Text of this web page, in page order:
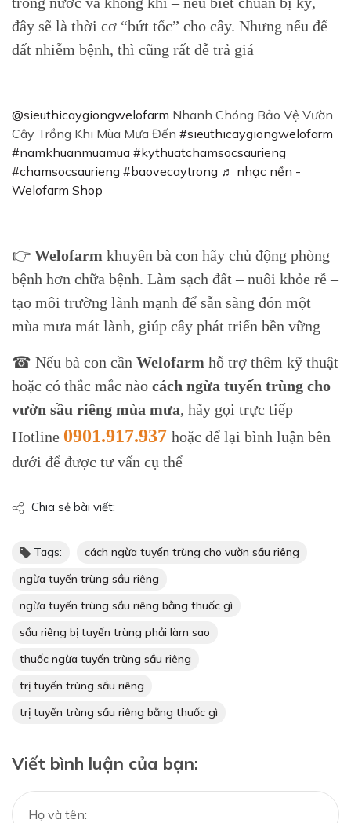
đây sẽ là thời cơ “bứt tốc” cho cây. Nhưng nếu để
đất nhiễm bệnh, thì cũng rất dễ trả giá
@sieuthicaygiongwelofarm Nhanh Chóng Bảo Vệ Vườn
Cây Trồng Khi Mùa Mưa Đến #sieuthicaygiongwelofarm
#namkhuanmuamua #kythuatchamsocsaurieng
#chamsocsaurieng #baovecaytrong ♬ nhạc nền -
Welofarm Shop
👉 Welofarm khuyên bà con hãy chủ động phòng
bệnh hơn chữa bệnh. Làm sạch đất – nuôi khỏe rễ –
tạo môi trường lành mạnh để sẵn sàng đón một
mùa mưa mát lành, giúp cây phát triển bền vững
☎ Nếu bà con cần Welofarm hỗ trợ thêm kỹ thuật
hoặc có thắc mắc nào cách ngừa tuyến trùng cho
vườn sầu riêng mùa mưa, hãy gọi trực tiếp
Hotline 0901.917.937 hoặc để lại bình luận bên
dưới để được tư vấn cụ thể
Chia sẻ bài viết:
Tags:
cách ngừa tuyến trùng cho vườn sầu riêng
ngừa tuyến trùng sầu riêng
ngừa tuyến trùng sầu riêng bằng thuốc gì
sầu riêng bị tuyến trùng phải làm sao
thuốc ngừa tuyến trùng sầu riêng
trị tuyến trùng sầu riêng
trị tuyến trùng sầu riêng bằng thuốc gì
Viết bình luận của bạn: